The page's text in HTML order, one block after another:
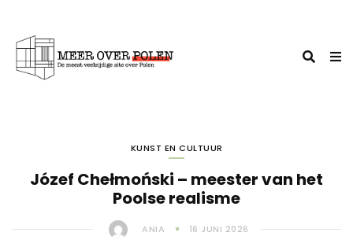
KUNST EN CULTUUR
Józef Chełmoński – meester van het
Poolse realisme
ANIA 16 JUNI 2026